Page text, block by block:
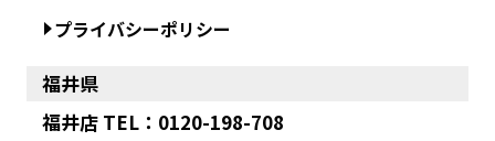
プライバシーポリシー
福井県
福井店 TEL：0120-198-708